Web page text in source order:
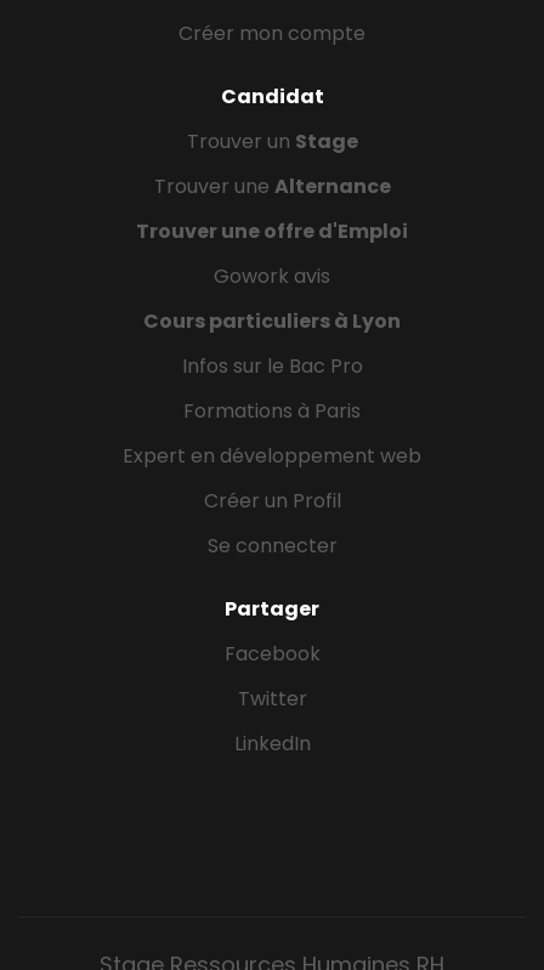
Créer mon compte
Candidat
Trouver un Stage
Trouver une Alternance
Trouver une offre d'Emploi
Gowork avis
Cours particuliers à Lyon
Infos sur le Bac Pro
Formations à Paris
Expert en développement web
Créer un Profil
Se connecter
Partager
Facebook
Twitter
LinkedIn